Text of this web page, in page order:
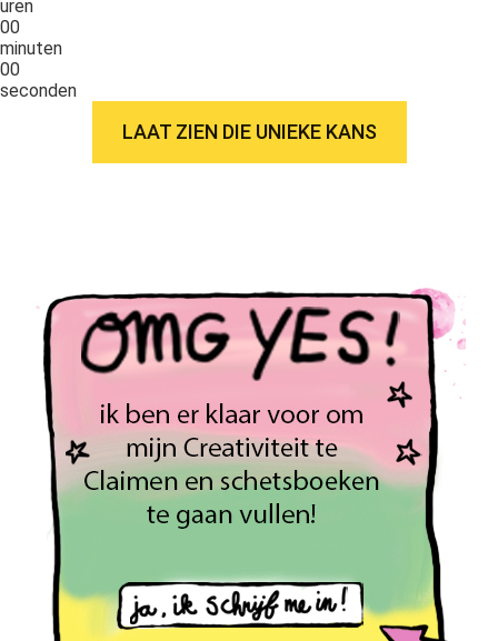
uren
00
minuten
00
seconden
LAAT ZIEN DIE UNIEKE KANS